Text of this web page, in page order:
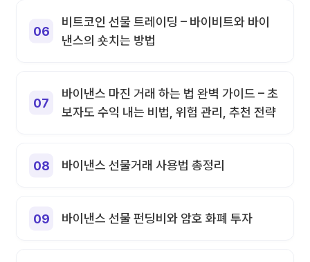
비트코인 선물 트레이딩 – 바이비트와 바이
낸스의 숏치는 방법
바이낸스 마진 거래 하는 법 완벽 가이드 – 초
보자도 수익 내는 비법, 위험 관리, 추천 전략
바이낸스 선물거래 사용법 총정리
바이낸스 선물 펀딩비와 암호 화폐 투자